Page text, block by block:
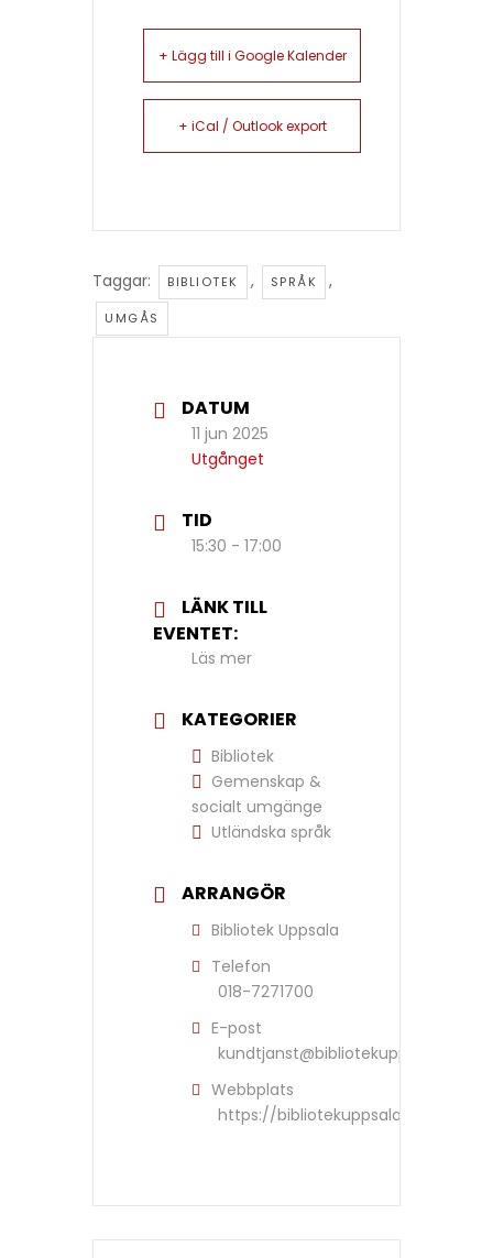
+ Lägg till i Google Kalender
+ iCal / Outlook export
Taggar: BIBLIOTEK , SPRÅK ,
UMGÅS
DATUM
11 jun 2025
Utgånget
TID
15:30 - 17:00
LÄNK TILL
EVENTET:
Läs mer
KATEGORIER
Bibliotek
Gemenskap &
socialt umgänge
Utländska språk
ARRANGÖR
Bibliotek Uppsala
Telefon
018-7271700
E-post
kundtjanst@bibliotekuppsala.se
Webbplats
https://bibliotekuppsala.se/